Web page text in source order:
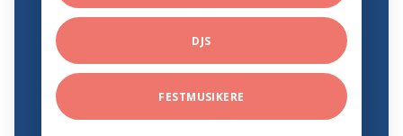
DJS
FESTMUSIKERE